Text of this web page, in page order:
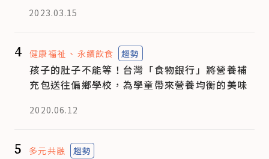
2023.03.15
4 健康福祉 永續飲食 趨勢
孩子的肚子不能等！台灣「食物銀行」將營養補
充包送往偏鄉學校，為學童帶來營養均衡的美味
2020.06.12
5 多元共融 趨勢